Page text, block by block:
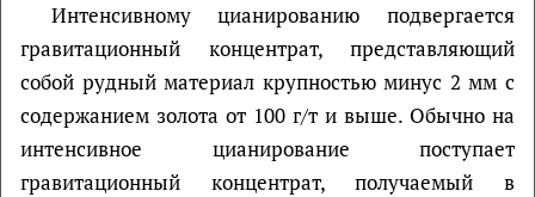
Интенсивному цианированию подвергается
гравитационный концентрат, представляющий
собой рудный материал крупностью минус 2 мм с
содержанием золота от 100 г/т и выше. Обычно на
интенсивное цианирование поступает
гравитационный концентрат, получаемый в